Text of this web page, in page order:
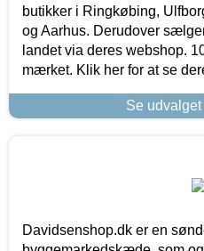
butikker i Ringkøbing,
og Aarhus. Derudover
landet via deres webshop.
mærket. Klik her for at se
Se
Davidsenshop.dk er en